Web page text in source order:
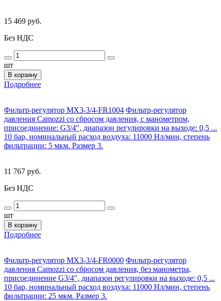
15 469 руб.
Без НДС
шт
В корзину
Подробнее
Фильтр-регулятор MX3-3/4-FR1004 Фильтр-регулятор
давления Camozzi со сбросом давления, с манометром,
присоединение: G3/4", диапазон регулировки на выходе: 0,5 ...
10 бар, номинальный расход воздуха: 11000 Нл/мин, степень
фильтрации: 5 мкм. Размер 3.
11 767 руб.
Без НДС
шт
В корзину
Подробнее
Фильтр-регулятор MX3-3/4-FR0000 Фильтр-регулятор
давления Camozzi со сбросом давления, без манометра,
присоединение G3/4", диапазон регулировки на выходе: 0,5 ...
10 бар, номинальный расход воздуха: 11000 Нл/мин, степень
фильтрации: 25 мкм. Размер 3.